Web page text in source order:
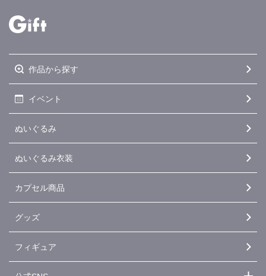
作品から探す
イベント
ぬいぐるみ
ぬいぐるみ衣装
カプセル商品
グッズ
フィギュア